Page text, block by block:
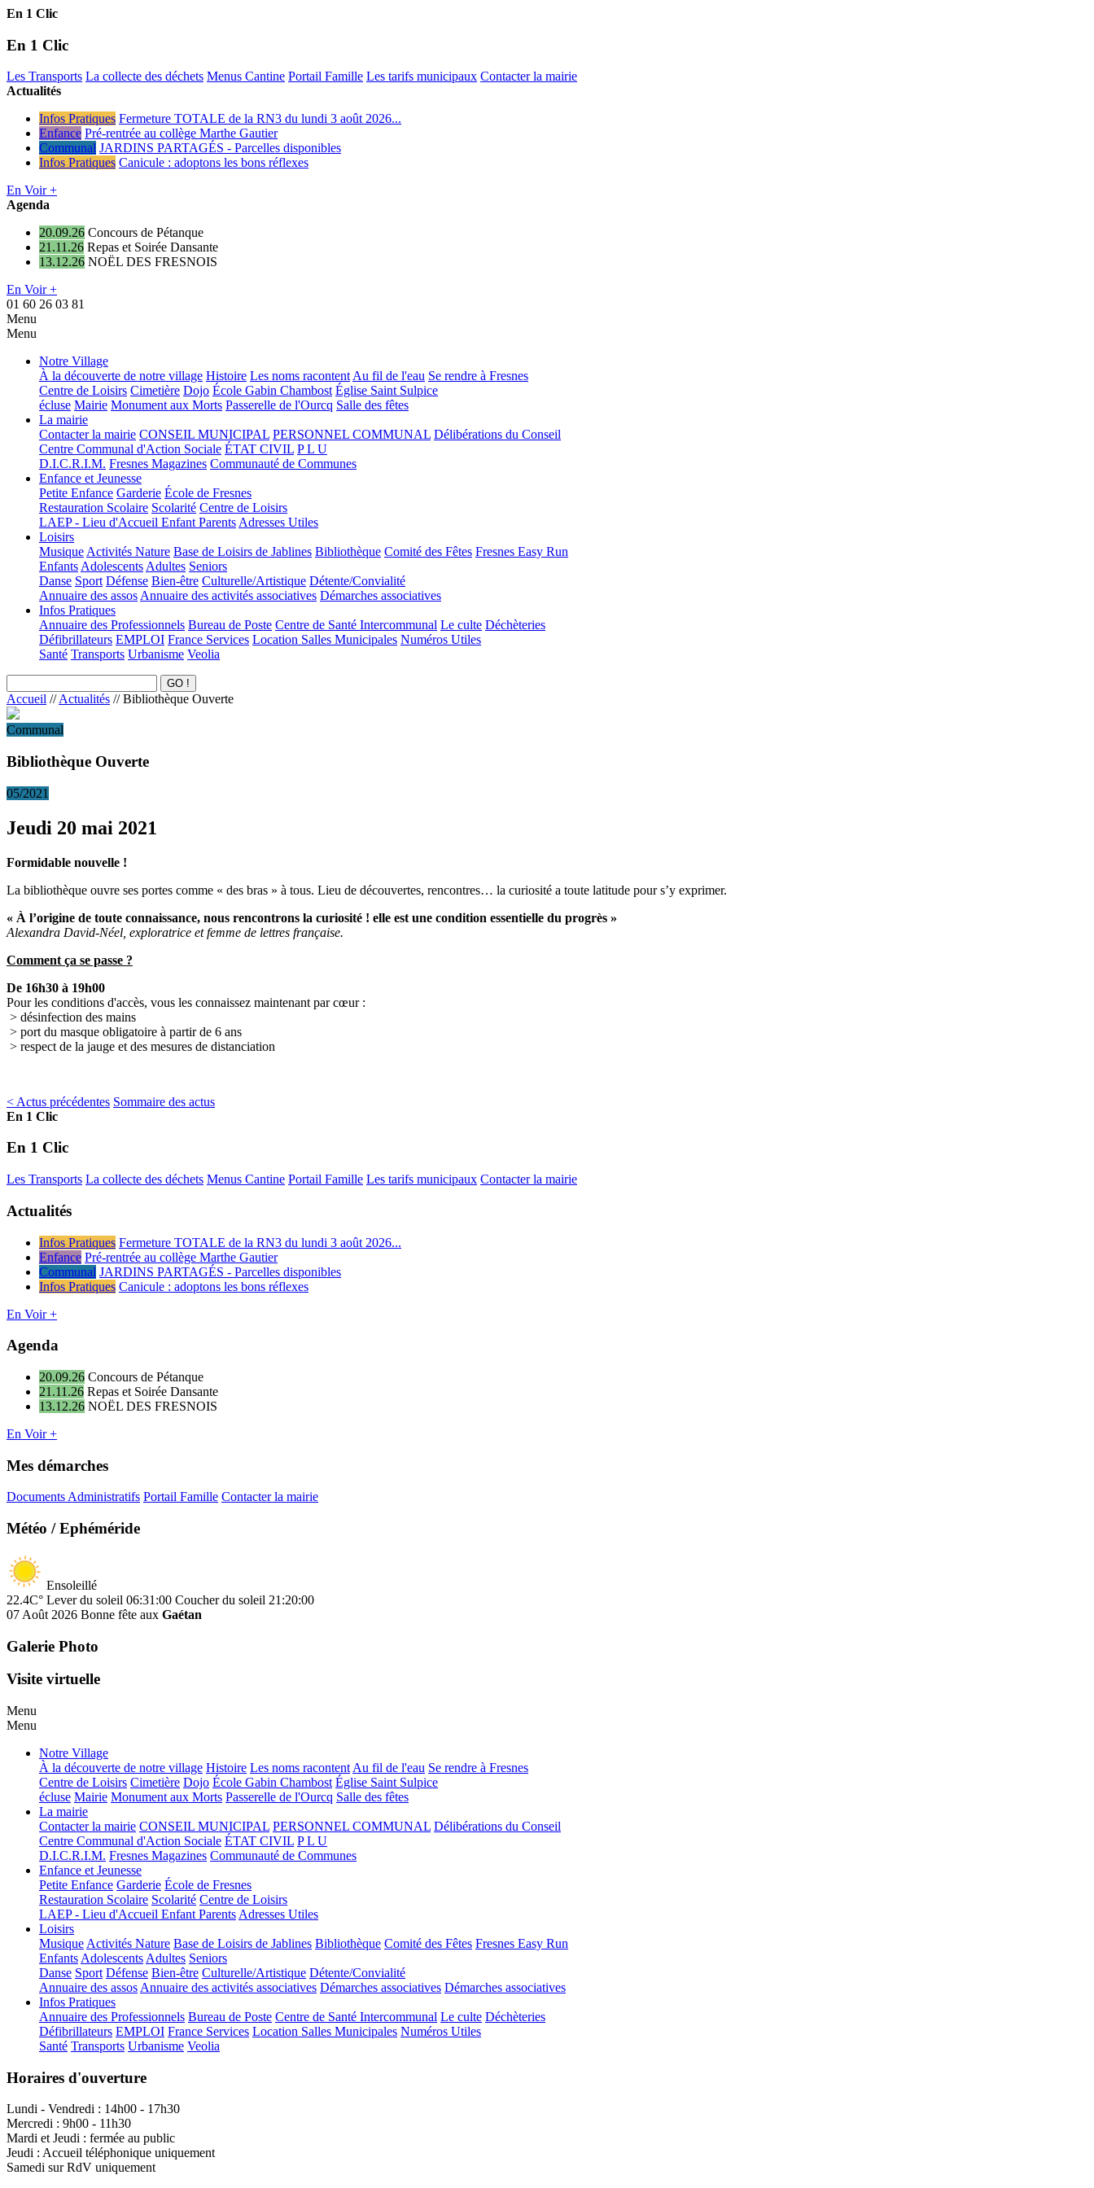
En 1 Clic
En 1 Clic
Les Transports La collecte des déchets Menus Cantine Portail Famille Les tarifs municipaux Contacter la mairie
Actualités
Infos Pratiques Fermeture TOTALE de la RN3 du lundi 3 août 2026...
Enfance Pré-rentrée au collège Marthe Gautier
Communal JARDINS PARTAGÉS - Parcelles disponibles
Infos Pratiques Canicule : adoptons les bons réflexes
En Voir +
Agenda
20.09.26 Concours de Pétanque
21.11.26 Repas et Soirée Dansante
13.12.26 NOËL DES FRESNOIS
En Voir +
01 60 26 03 81
Menu
Menu
Notre Village
À la découverte de notre village Histoire Les noms racontentAu fil de l'eau Se rendre à Fresnes
Centre de Loisirs Cimetière Dojo École Gabin Chambost Église Saint Sulpice
écluse Mairie Monument aux Morts Passerelle de l'Ourcq Salle des fêtes
La mairie
Contacter la mairie CONSEIL MUNICIPAL PERSONNEL COMMUNAL Délibérations du Conseil
Centre Communal d'Action Sociale ÉTAT CIVIL P L U
D.I.C.R.I.M. Fresnes Magazines Communauté de Communes
Enfance et Jeunesse
Petite Enfance Garderie École de Fresnes
Restauration Scolaire Scolarité Centre de Loisirs
LAEP - Lieu d'Accueil Enfant ParentsAdresses Utiles
Loisirs
MusiqueActivités Nature Base de Loisirs de Jablines Bibliothèque Comité des Fêtes Fresnes Easy Run
EnfantsAdolescentsAdultes Seniors
Danse Sport Défense Bien-être Culturelle/Artistique Détente/Convialité
Annuaire des assosAnnuaire des activités associatives Démarches associatives
Infos Pratiques
Annuaire des Professionnels Bureau de Poste Centre de Santé Intercommunal Le culte Déchèteries
Défibrillateurs EMPLOI France Services Location Salles Municipales Numéros Utiles
Santé Transports Urbanisme Veolia
Accueil //Actualités // Bibliothèque Ouverte
Communal
Bibliothèque Ouverte
05/2021
Jeudi 20 mai 2021
Formidable nouvelle !
La bibliothèque ouvre ses portes comme « des bras » à tous. Lieu de découvertes, rencontres… la curiosité a toute latitude pour s’y exprimer.
« À l’origine de toute connaissance, nous rencontrons la curiosité ! elle est une condition essentielle du progrès »
Alexandra David-Néel, exploratrice et femme de lettres française.
Comment ça se passe ?
De 16h30 à 19h00
Pour les conditions d'accès, vous les connaissez maintenant par cœur :
> désinfection des mains
> port du masque obligatoire à partir de 6 ans
> respect de la jauge et des mesures de distanciation
< Actus précédentes Sommaire des actus
En 1 Clic
En 1 Clic
Les Transports La collecte des déchets Menus Cantine Portail Famille Les tarifs municipaux Contacter la mairie
Actualités
Infos Pratiques Fermeture TOTALE de la RN3 du lundi 3 août 2026...
Enfance Pré-rentrée au collège Marthe Gautier
Communal JARDINS PARTAGÉS - Parcelles disponibles
Infos Pratiques Canicule : adoptons les bons réflexes
En Voir +
Agenda
20.09.26 Concours de Pétanque
21.11.26 Repas et Soirée Dansante
13.12.26 NOËL DES FRESNOIS
En Voir +
Mes démarches
Documents Administratifs Portail Famille Contacter la mairie
Météo / Ephéméride
Ensoleillé
22.4C° Lever du soleil 06:31:00 Coucher du soleil 21:20:00
07 Août 2026 Bonne fête aux Gaétan
Galerie Photo
Visite virtuelle
Menu
Menu
Notre Village
À la découverte de notre village Histoire Les noms racontent Au fil de l'eau Se rendre à Fresnes
Centre de Loisirs Cimetière Dojo École Gabin Chambost Église Saint Sulpice
écluse Mairie Monument aux Morts Passerelle de l'Ourcq Salle des fêtes
La mairie
Contacter la mairie CONSEIL MUNICIPAL PERSONNEL COMMUNAL Délibérations du Conseil
Centre Communal d'Action Sociale ÉTAT CIVIL P L U
D.I.C.R.I.M. Fresnes Magazines Communauté de Communes
Enfance et Jeunesse
Petite Enfance Garderie École de Fresnes
Restauration Scolaire Scolarité Centre de Loisirs
LAEP - Lieu d'Accueil Enfant Parents Adresses Utiles
Loisirs
Musique Activités Nature Base de Loisirs de Jablines Bibliothèque Comité des Fêtes Fresnes Easy Run
Enfants Adolescents Adultes Seniors
Danse Sport Défense Bien-être Culturelle/Artistique Détente/Convialité
Annuaire des assos Annuaire des activités associatives Démarches associatives Démarches associatives
Infos Pratiques
Annuaire des Professionnels Bureau de Poste Centre de Santé Intercommunal Le culte Déchèteries
Défibrillateurs EMPLOI France Services Location Salles Municipales Numéros Utiles
Santé Transports Urbanisme Veolia
Horaires d'ouverture
Lundi - Vendredi : 14h00 - 17h30
Mercredi : 9h00 - 11h30
Mardi et Jeudi : fermée au public
Jeudi : Accueil téléphonique uniquement
Samedi sur RdV uniquement